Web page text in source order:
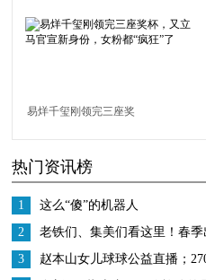
他身份证的大姐，感觉
好温暖！
易烊千玺刚领完三座奖
份，女粉都“疯狂”了
热门资讯榜
1
这么“傻”的机器人
2
老铁们、集美们看这里！春季
车必须买它！
3
赵本山女儿球球公益直播；
宁援鄂医疗队